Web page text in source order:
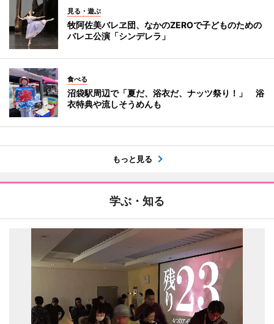
見る・遊ぶ
牧阿佐美バレヱ団、なかのZEROで子どものための
バレエ公演「シンデレラ」
食べる
沼袋駅周辺で「夏だ、浴衣だ、ナッツ祭り！」 浴
衣特典や流しそうめんも
もっと見る
学ぶ・知る